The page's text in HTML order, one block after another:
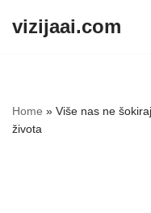
vizijaai.com
Home » Više nas ne
života